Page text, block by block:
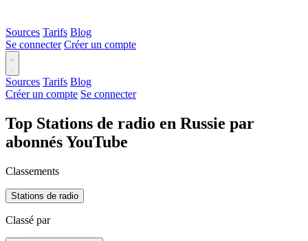
Sources Tarifs Blog
Se connecter Créer un compte
Sources Tarifs Blog
Créer un compte Se connecter
Top Stations de radio en Russie par
abonnés YouTube
Classements
Stations de radio
Classé par